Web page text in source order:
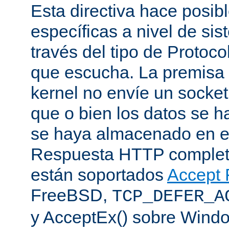
Esta directiva hace
específicas a nivel de
través del tipo de
que escucha. La
kernel no envíe un
que o bien los datos se
se haya almacenado en
Respuesta HTTP
están soportados Accept
FreeBSD,
y AcceptEx() sobre